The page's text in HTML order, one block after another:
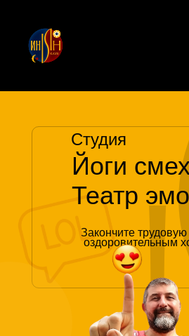
Закончите
оздоровительным
Йоги
Театр
Студия